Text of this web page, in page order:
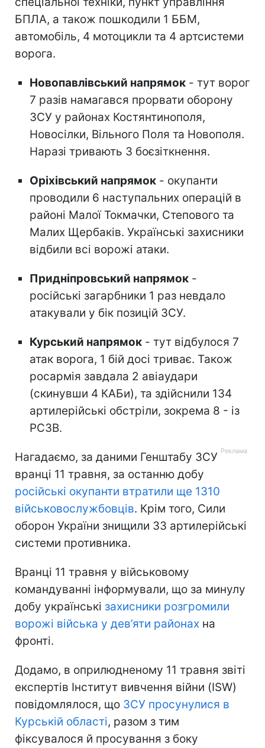
БПЛА, а також пошкодили 1 ББМ,
автомобіль, 4 мотоцикли та 4 артсистеми
ворога.
Новопавлівський напрямок - тут ворог
7 разів намагався прорвати оборону
ЗСУ у районах Костянтинополя,
Новосілки, Вільного Поля та Новополя.
Наразі тривають 3 боєзіткнення.
Оріхівський напрямок - окупанти
проводили 6 наступальних операцій в
районі Малої Токмачки, Степового та
Малих Щербаків. Українські захисники
відбили всі ворожі атаки.
Придніпровський напрямок -
російські загарбники 1 раз невдало
атакували у бік позицій ЗСУ.
Курський напрямок - тут відбулося 7
атак ворога, 1 бій досі триває. Також
росармія завдала 2 авіаудари
(скинувши 4 КАБи), та здійснили 134
артилерійські обстріли, зокрема 8 - із
РСЗВ.
Нагадаємо, за даними Генштабу ЗСУ
вранці 11 травня, за останню добу
російські окупанти втратили ще 1310
військовослужбовців. Крім того, Сили
оборон України знищили 33 артилерійські
системи противника.
Вранці 11 травня у військовому
командуванні інформували, що за минулу
добу українські захисники розгромили
ворожі війська у дев’яти районах на
фронті.
Додамо, в оприлюдненому 11 травня звіті
експертів Інститут вивчення війни (ISW)
повідомлялося, що ЗСУ просунулися в
Курській області, разом з тим
фіксувалося й просування з боку